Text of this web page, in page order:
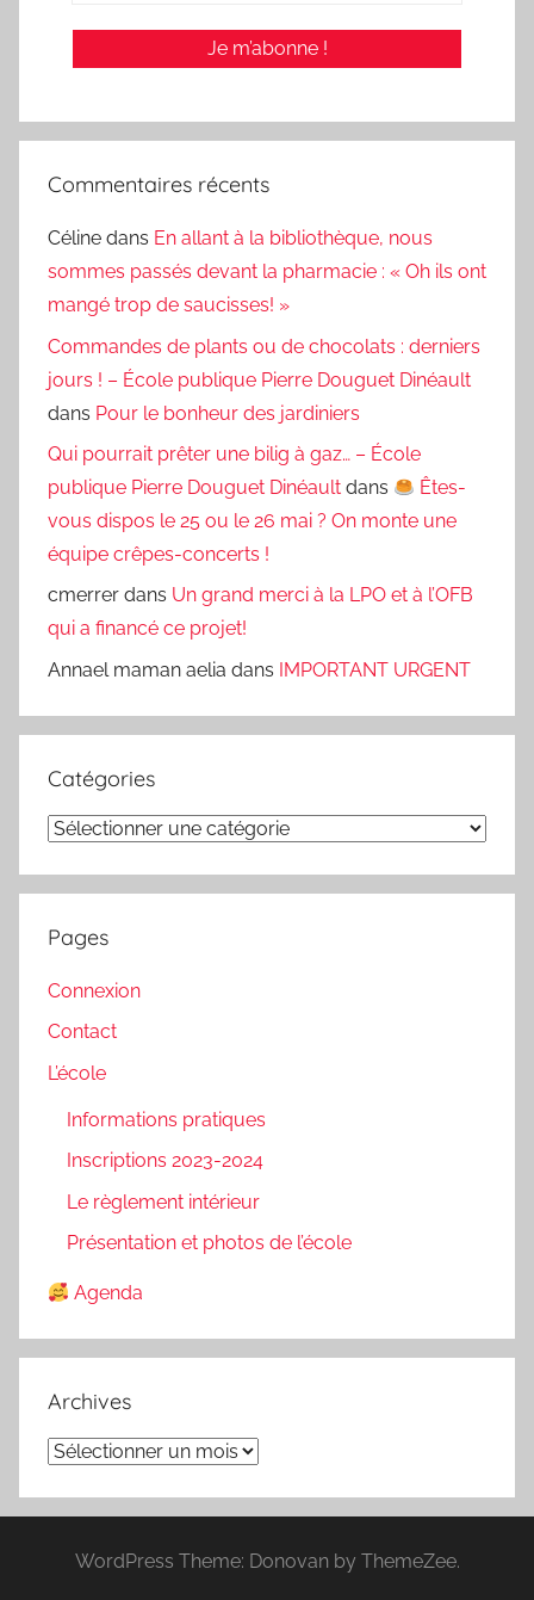
Commentaires récents
Céline dans En allant à la bibliothèque, nous
sommes passés devant la pharmacie : « Oh ils ont
mangé trop de saucisses! »
Commandes de plants ou de chocolats : derniers
jours ! – École publique Pierre Douguet Dinéault
dans Pour le bonheur des jardiniers
Qui pourrait prêter une bilig à gaz… – École
publique Pierre Douguet Dinéault dans
Êtes-
vous dispos le 25 ou le 26 mai ? On monte une
équipe crêpes-concerts !
cmerrer dans Un grand merci à la LPO et à l’OFB
qui a financé ce projet!
Annael maman aelia dans IMPORTANT URGENT
Catégories
Catégories
Pages
Connexion
Contact
L’école
Informations pratiques
Inscriptions 2023-2024
Le règlement intérieur
Présentation et photos de l’école
Agenda
Archives
Archives
WordPress Theme: Donovan by ThemeZee.